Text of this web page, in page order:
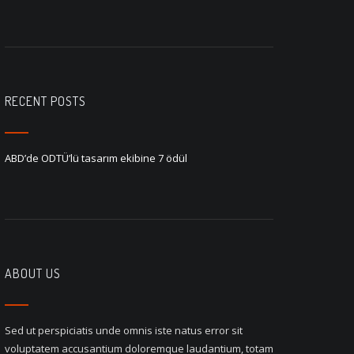
RECENT POSTS
ABD’de ODTÜ’lü tasarım ekibine 7 ödül
ABOUT US
Sed ut perspiciatis unde omnis iste natus error sit
voluptatem accusantium doloremque laudantium, totam